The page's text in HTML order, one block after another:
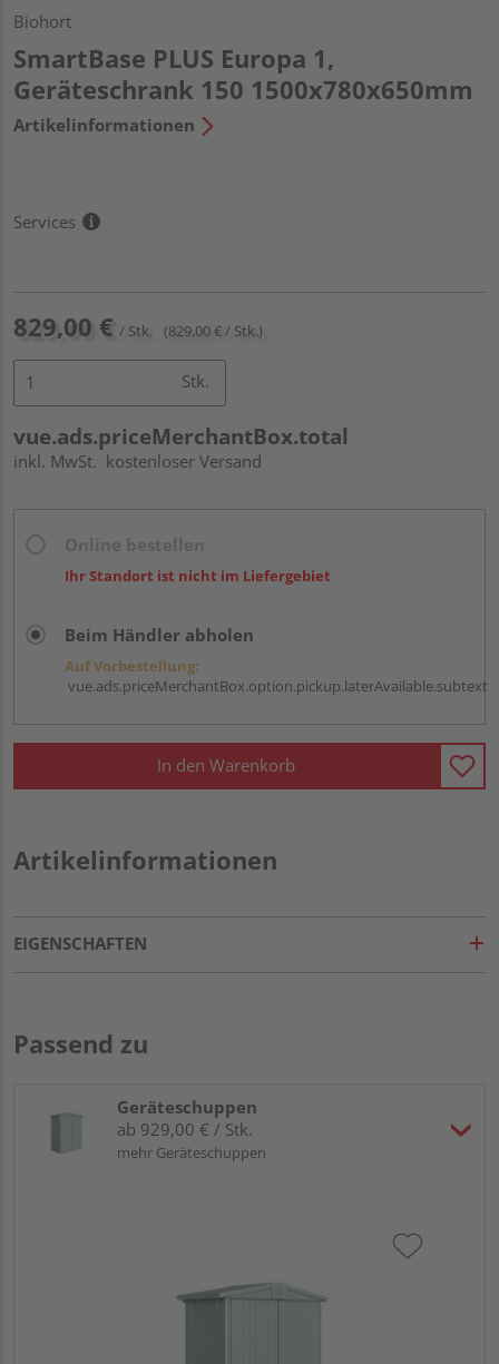
Biohort
SmartBase PLUS Europa 1,
Geräteschrank 150 1500x780x650mm
Artikelinformationen
Services
829,00 € / Stk. (829,00 € / Stk.)
Stk.
vue.ads.priceMerchantBox.total
inkl. MwSt. kostenloser Versand
Ihr Standort ist nicht im Liefergebiet
Beim Händler abholen
Auf Vorbestellung:
vue.ads.priceMerchantBox.option.pickup.laterAvailable.subtext
In den Warenkorb
Artikelinformationen
EIGENSCHAFTEN
Passend zu
Geräteschuppen
ab 929,00 € / Stk.
mehr Geräteschuppen